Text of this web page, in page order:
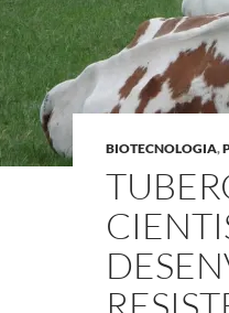
BIOTECNOLOGIA,
MAIS VENDIDO #2